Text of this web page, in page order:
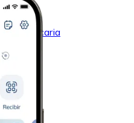
bancaria